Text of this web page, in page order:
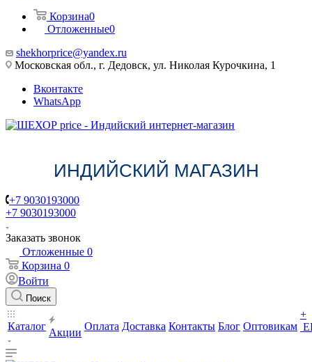
Корзина0
Отложенные0
shekhorprice@yandex.ru
Московская обл., г. Дедовск, ул. Николая Курочкина, 1
Вконтакте
WhatsApp
ИНДИЙСКИЙ МАГАЗИН
+7 9030193000
+7 9030193000
Заказать звонок
Отложенные 0
Корзина 0
Войти
Поиск
Каталог
Акции
Оплата Доставка Контакты Блог Оптовикам
+